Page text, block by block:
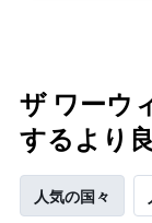
ザ ワーウ
するより
人気の国々